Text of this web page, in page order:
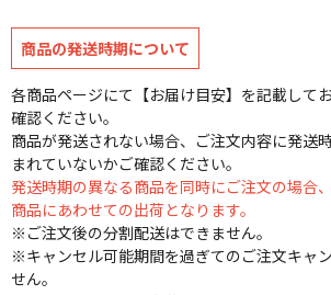
商品の発送時期について
各商品ページにて【お届け目安】を記載して
確認ください。
商品が発送されない場合、ご注文内容に発送
まれていないかご確認ください。
発送時期の異なる商品を同時にご注文の場合
商品にあわせての出荷となります。
※ご注文後の分割配送はできません。
※キャンセル可能期間を過ぎてのご注文キャ
せん。